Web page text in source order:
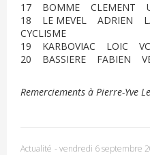
17 BOMME CLEMENT
18 LE MEVEL ADRIEN LA
CYCLISME
19 KARBOVIAC LOIC VC
20 BASSIERE FABIEN
Remerciements à Pierre-Yve
Actualité - vendredi 6 septembre